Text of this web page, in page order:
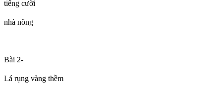
tiếng cười
nhà nông
Bài 2-
Lá rụng vàng thềm